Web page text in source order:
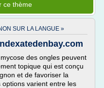
ce thème
SUR LA LANGUE »
des ongles peuvent
topique qui est conçu
et de favoriser la
varient entre les